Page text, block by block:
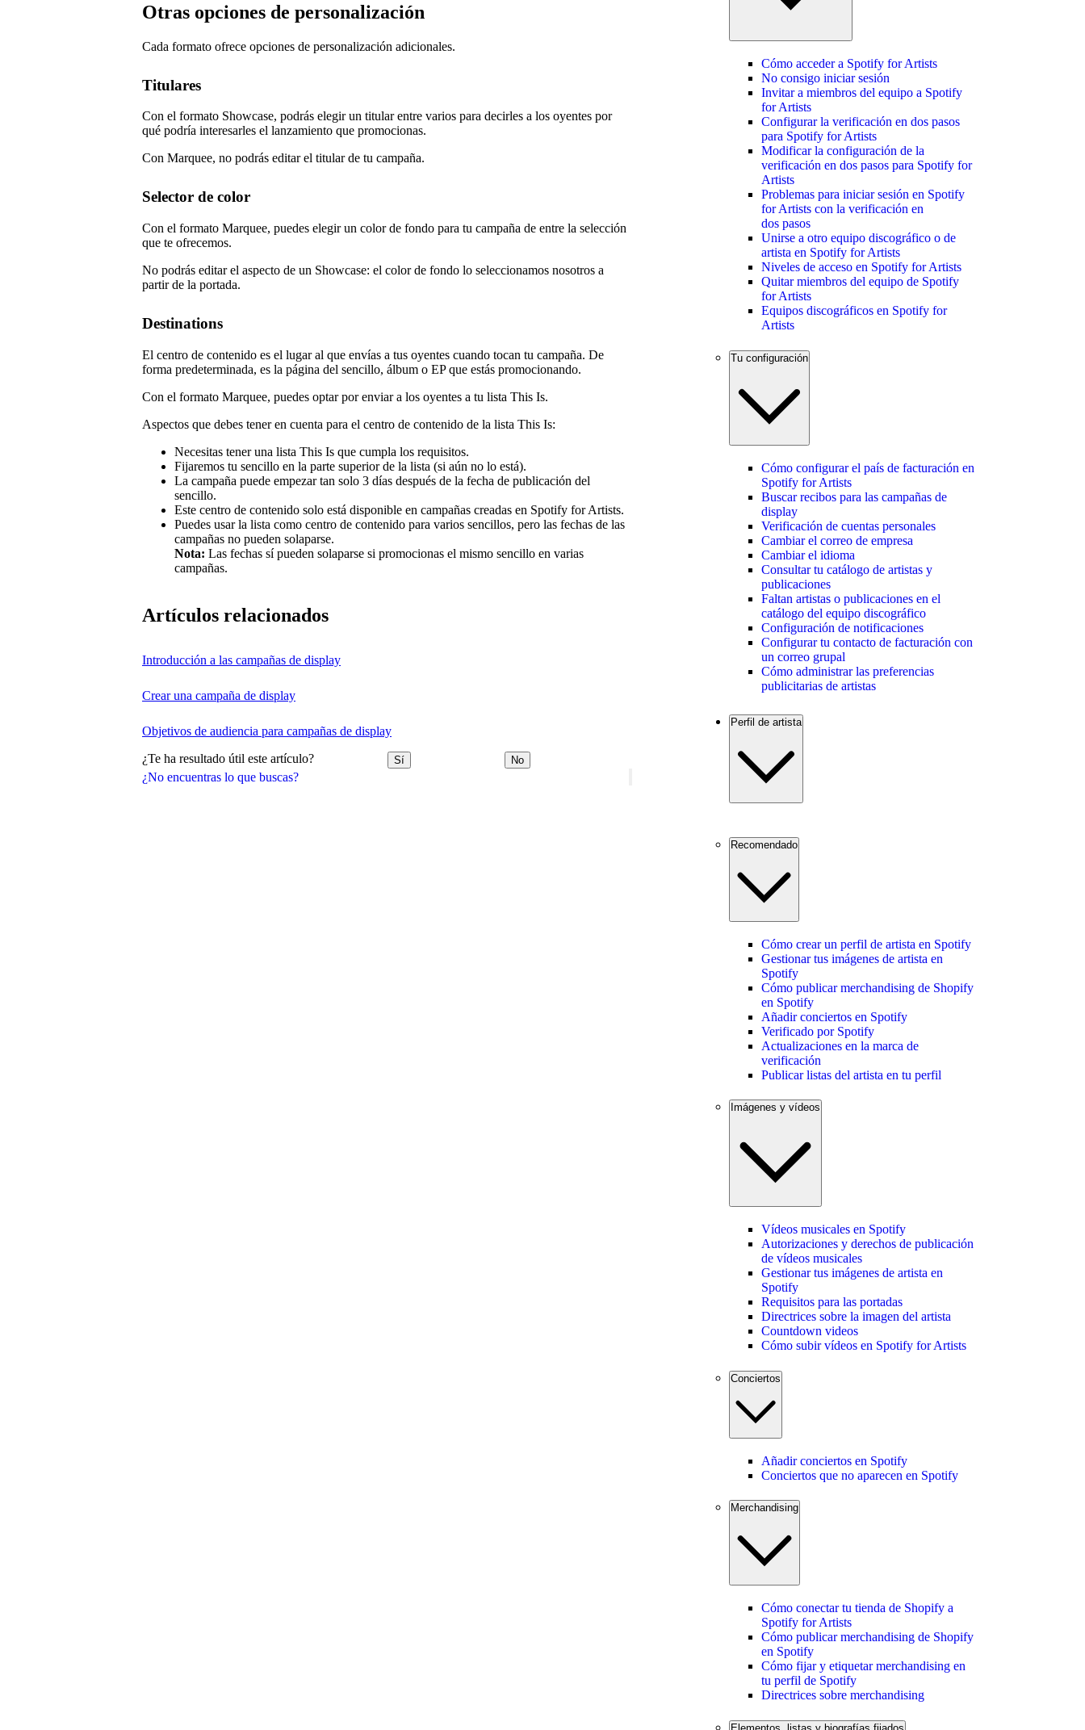
¿No encuentras lo que buscas?
Otras opciones de personalización
Cada formato ofrece opciones de personalización adicionales.
Titulares
Con el formato Showcase, podrás elegir un titular entre varios para decirles a los oyentes por
qué podría interesarles el lanzamiento que promocionas.
Con Marquee, no podrás editar el titular de tu campaña.
Selector de color
Con el formato Marquee, puedes elegir un color de fondo para tu campaña de entre la selección
que te ofrecemos.
No podrás editar el aspecto de un Showcase: el color de fondo lo seleccionamos nosotros a
partir de la portada.
Destinations
El centro de contenido es el lugar al que envías a tus oyentes cuando tocan tu campaña. De
forma predeterminada, es la página del sencillo, álbum o EP que estás promocionando.
Con el formato Marquee, puedes optar por enviar a los oyentes a tu lista This Is.
Aspectos que debes tener en cuenta para el centro de contenido de la lista This Is:
Necesitas tener una lista This Is que cumpla los requisitos.
Fijaremos tu sencillo en la parte superior de la lista (si aún no lo está).
La campaña puede empezar tan solo 3 días después de la fecha de publicación del
sencillo.
Este centro de contenido solo está disponible en campañas creadas en Spotify for Artists.
Puedes usar la lista como centro de contenido para varios sencillos, pero las fechas de las
campañas no pueden solaparse.
Nota: Las fechas sí pueden solaparse si promocionas el mismo sencillo en varias
campañas.
Artículos relacionados
Introducción a las campañas de display
Crear una campaña de display
Objetivos de audiencia para campañas de display
¿Te ha resultado útil este artículo? Sí No
Cómo acceder a Spotify for Artists
No consigo iniciar sesión
Invitar a miembros del equipo a Spotify
for Artists
Configurar la verificación en dos pasos
para Spotify for Artists
Modificar la configuración de la
verificación en dos pasos para Spotify for
Artists
Problemas para iniciar sesión en Spotify
for Artists con la verificación en
dos pasos
Unirse a otro equipo discográfico o de
artista en Spotify for Artists
Niveles de acceso en Spotify for Artists
Quitar miembros del equipo de Spotify
for Artists
Equipos discográficos en Spotify for
Artists
Tu configuración
Cómo configurar el país de facturación en
Spotify for Artists
Buscar recibos para las campañas de
display
Verificación de cuentas personales
Cambiar el correo de empresa
Cambiar el idioma
Consultar tu catálogo de artistas y
publicaciones
Faltan artistas o publicaciones en el
catálogo del equipo discográfico
Configuración de notificaciones
Configurar tu contacto de facturación con
un correo grupal
Cómo administrar las preferencias
publicitarias de artistas
Perfil de artista
Recomendado
Cómo crear un perfil de artista en Spotify
Gestionar tus imágenes de artista en
Spotify
Cómo publicar merchandising de Shopify
en Spotify
Añadir conciertos en Spotify
Verificado por Spotify
Actualizaciones en la marca de
verificación
Publicar listas del artista en tu perfil
Imágenes y vídeos
Vídeos musicales en Spotify
Autorizaciones y derechos de publicación
de vídeos musicales
Gestionar tus imágenes de artista en
Spotify
Requisitos para las portadas
Directrices sobre la imagen del artista
Countdown videos
Cómo subir vídeos en Spotify for Artists
Conciertos
Añadir conciertos en Spotify
Conciertos que no aparecen en Spotify
Merchandising
Cómo conectar tu tienda de Shopify a
Spotify for Artists
Cómo publicar merchandising de Shopify
en Spotify
Cómo fijar y etiquetar merchandising en
tu perfil de Spotify
Directrices sobre merchandising